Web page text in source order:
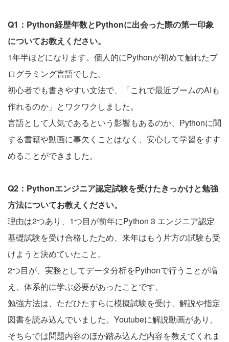
Q1：Python経歴年数とPythonに出会った際の第一印象
についてお教えください。
1年半ほどになります。個人的にPythonが初めて触れたプ
ログラミング言語でした。
初心者でも書きやすい文法で、「これで最近ブームのAIも
作れるのか」とワクワクしました。
言語として人気であるという影響もあるのか、Pythonに関
する書籍や動画に事欠くことはなく、安心して学習をすす
めることができました。
Q2：Pythonエンジニア認定試験を受けたきっかけと勉強
方法についてお教えください。
理由は2つあり、1つ目が前年にPython 3 エンジニア認定
基礎試験を受け合格したため、来年はもう片方の試験も受
けようと決めていたこと。
2つ目が、実務としてデータ分析をPythonで行うことが増
え、体系的に学ぶ必要があったことです、
勉強方法は、ただひたすらに模擬試験を受け、解説や指定
図書を読み込んでいました。Youtubeに解説動画があり、
そちらでは問題内容のほか踏み込んだ内容を教えてくれま